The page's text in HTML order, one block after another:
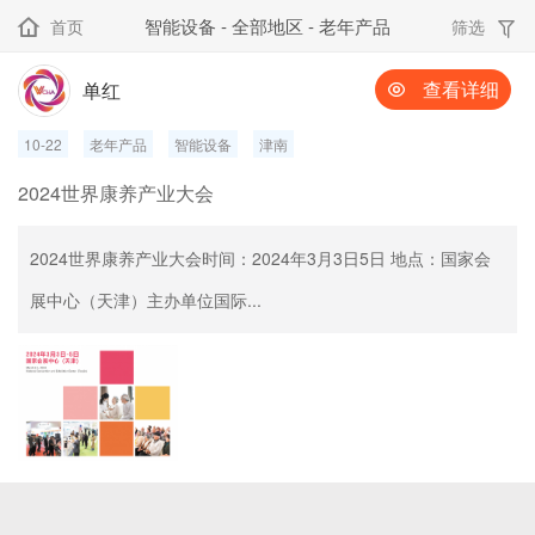
 首页 智能设备 - 全部地区 - 老年产品 筛选 
单红  查看详细
10-22 老年产品 智能设备 津南
2024世界康养产业大会
2024世界康养产业大会时间：2024年3月3日5日 地点：国家会
展中心（天津）主办单位国际...